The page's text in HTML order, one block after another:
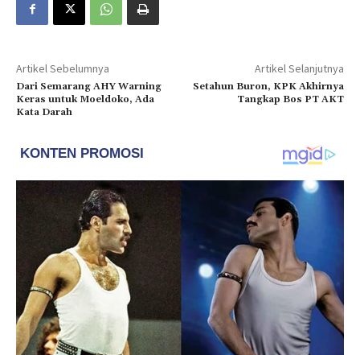
Artikel Sebelumnya
Dari Semarang AHY Warning
Keras untuk Moeldoko, Ada
Kata Darah
Artikel Selanjutnya
Setahun Buron, KPK Akhirnya
Tangkap Bos PT AKT